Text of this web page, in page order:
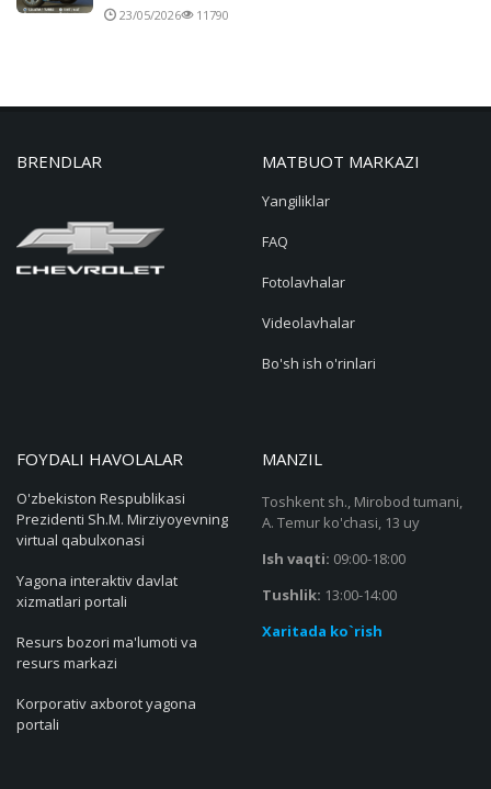
23/05/2026 11790
BRENDLAR MATBUOT MARKAZI
Yangiliklar
FAQ
Fotolavhalar
Videolavhalar
Bo'sh ish o'rinlari
FOYDALI HAVOLALAR
O'zbekiston Respublikasi
Prezidenti Sh.M. Mirziyoyevning
virtual qabulxonasi
Yagona interaktiv davlat
xizmatlari portali
Resurs bozori ma'lumoti va
resurs markazi
Korporativ axborot yagona
portali
MANZIL
Toshkent sh., Mirobod tumani,
A. Temur ko'chasi, 13 uy
Ish vaqti: 09:00-18:00
Tushlik: 13:00-14:00
Xaritada ko`rish